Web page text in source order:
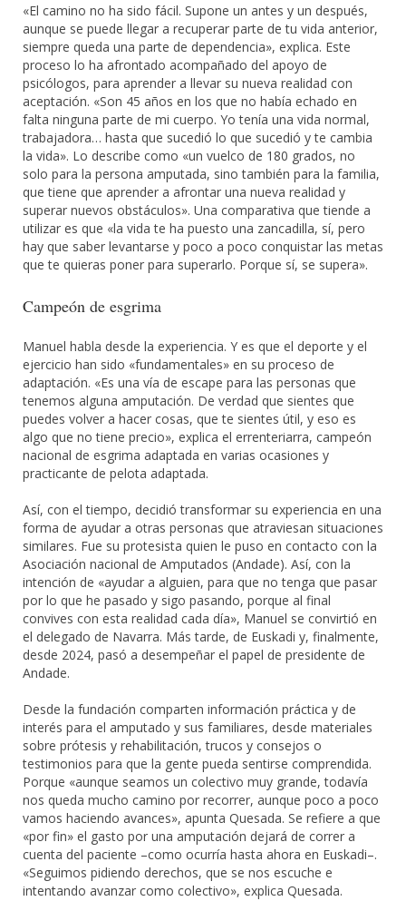
«El camino no ha sido fácil. Supone un antes y un después,
aunque se puede llegar a recuperar parte de tu vida anterior,
siempre queda una parte de dependencia», explica. Este
proceso lo ha afrontado acompañado del apoyo de
psicólogos, para aprender a llevar su nueva realidad con
aceptación. «Son 45 años en los que no había echado en
falta ninguna parte de mi cuerpo. Yo tenía una vida normal,
trabajadora… hasta que sucedió lo que sucedió y te cambia
la vida». Lo describe como «un vuelco de 180 grados, no
solo para la persona amputada, sino también para la familia,
que tiene que aprender a afrontar una nueva realidad y
superar nuevos obstáculos». Una comparativa que tiende a
utilizar es que «la vida te ha puesto una zancadilla, sí, pero
hay que saber levantarse y poco a poco conquistar las metas
que te quieras poner para superarlo. Porque sí, se supera».
Campeón de esgrima
Manuel habla desde la experiencia. Y es que el deporte y el
ejercicio han sido «fundamentales» en su proceso de
adaptación. «Es una vía de escape para las personas que
tenemos alguna amputación. De verdad que sientes que
puedes volver a hacer cosas, que te sientes útil, y eso es
algo que no tiene precio», explica el errenteriarra, campeón
nacional de esgrima adaptada en varias ocasiones y
practicante de pelota adaptada.
Así, con el tiempo, decidió transformar su experiencia en una
forma de ayudar a otras personas que atraviesan situaciones
similares. Fue su protesista quien le puso en contacto con la
Asociación nacional de Amputados (Andade). Así, con la
intención de «ayudar a alguien, para que no tenga que pasar
por lo que he pasado y sigo pasando, porque al final
convives con esta realidad cada día», Manuel se convirtió en
el delegado de Navarra. Más tarde, de Euskadi y, finalmente,
desde 2024, pasó a desempeñar el papel de presidente de
Andade.
Desde la fundación comparten información práctica y de
interés para el amputado y sus familiares, desde materiales
sobre prótesis y rehabilitación, trucos y consejos o
testimonios para que la gente pueda sentirse comprendida.
Porque «aunque seamos un colectivo muy grande, todavía
nos queda mucho camino por recorrer, aunque poco a poco
vamos haciendo avances», apunta Quesada. Se refiere a que
«por fin» el gasto por una amputación dejará de correr a
cuenta del paciente –como ocurría hasta ahora en Euskadi–.
«Seguimos pidiendo derechos, que se nos escuche e
intentando avanzar como colectivo», explica Quesada.